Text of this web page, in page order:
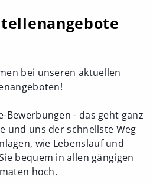
bei unseren aktuellen
Bewerbungen - das geht ganz
und uns der schnellste Weg
wie Lebenslauf und
bequem in allen gängigen
hoch.